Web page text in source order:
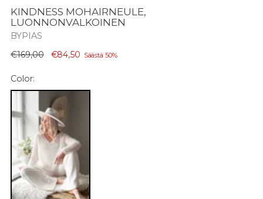
KINDNESS MOHAIRNEULE,
LUONNONVALKOINEN
BYPIAS
Normaali
€169,00 €84,50 Säästä 50%
Color: